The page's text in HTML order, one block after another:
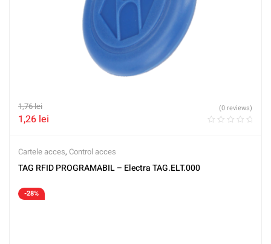
1,76lei
1,26 lei
(0 reviews)
Cartele acces, Control acces
TAG RFID PROGRAMABIL – Electra TAG.ELT.000
-28%